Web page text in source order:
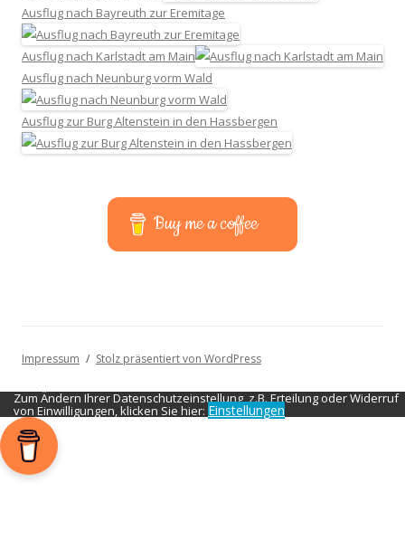
Ausflug nach Bayreuth zur Eremitage
Ausflug nach Karlstadt am Main
Ausflug nach Neunburg vorm Wald
Ausflug zur Burg Altenstein in den Hassbergen
Buy me a coffee
Impressum Stolz präsentiert von WordPress
Zum Ändern Ihrer Datenschutzeinstellung, z.B. Erteilung oder Widerruf
von Einwilligungen, klicken Sie hier: Einstellungen